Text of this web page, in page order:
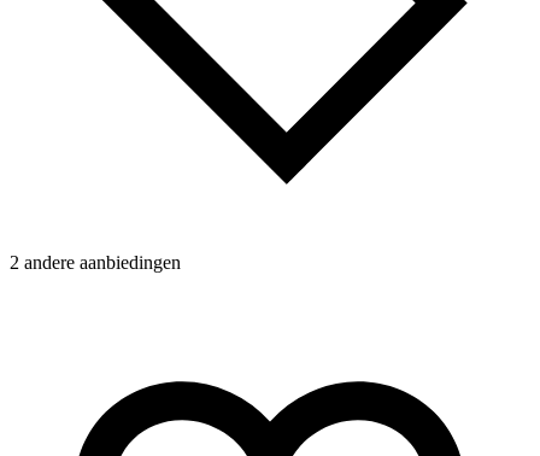
2 andere aanbiedingen